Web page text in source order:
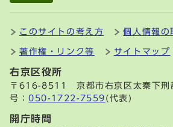
このサイトの考え方 個人情報の
著作権・リンク等 サイトマップ
右京区役所
〒616-8511 京都市右京区太秦下
号：050-1722-7559 (代表)
開庁時間